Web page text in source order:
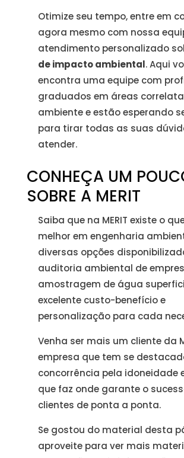
Otimize seu tempo, entre em
agora mesmo com nossa
atendimento personalizado
de impacto ambiental. Aqui
encontra uma equipe com
graduados em áreas
ambiente e estão esperando
para tirar todas as suas
atender.
CONHEÇA UM
SOBRE A MERIT
Saiba que na MERIT existe o
melhor em engenharia
diversas opções
auditoria ambiental de
amostragem de água
excelente custo-benefício e
personalização para cada
Venha ser mais um cliente da
empresa que tem se
concorrência pela idoneidade
que faz onde garante o
clientes de ponta a ponta.
Se gostou do material desta
aproveite para ver mais